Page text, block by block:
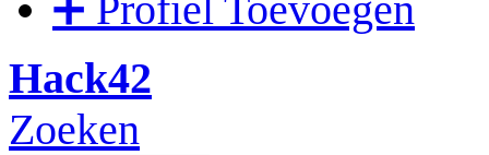
Hack42
Zoeken